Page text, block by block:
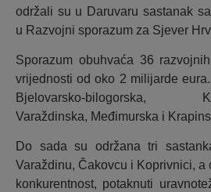
održali su u Daruvaru sastanak
u Razvojni sporazum za Sjever
Sporazum obuhvaća 36
vrijednosti od oko 2 milijarde
Bjelovarsko-bilogorska,
Varaždinska, Međimurska i
Do sada su održana tri
Varaždinu, Čakovcu i Koprivnici, a
konkurentnost, potaknuti